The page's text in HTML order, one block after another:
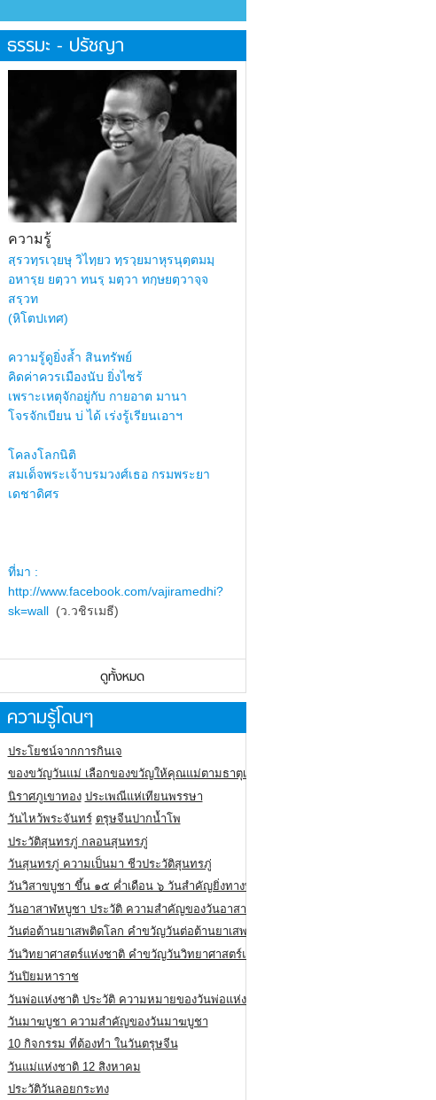
ธรรมะ - ปรัชญา
ความรู้
สฺรวทฺรเวฺยษุ วิไทฺยว ทฺรวฺยมาหุรนุตฺตมมฺ
อหารฺย ยตฺวา ทนรฺ มตฺวา ทกฺษยตฺวาจฺจ
สรฺวท
(หิโตปเทศ)
ความรู้ดูยิ่งล้ำ สินทรัพย์
คิดค่าควรเมืองนับ ยิ่งไซร้
เพราะเหตุจักอยู่กับ กายอาต มานา
โจรจักเบียน บ่ ได้ เร่งรู้เรียนเอาฯ
โคลงโลกนิติ
สมเด็จพระเจ้าบรมวงศ์เธอ กรมพระยา
เดชาดิศร
ที่มา :
http://www.facebook.com/vajiramedhi?
sk=wall(ว.วชิรเมธี)
ดูทั้งหมด
ความรู้โดนๆ
ประโยชน์จากการกินเจ
ของขวัญวันแม่ เลือกของขวัญให้คุณแม่ตามธาตุเกิด
นิราศภูเขาทอง ประเพณีแห่เทียนพรรษา
วันไหว้พระจันทร์ ตรุษจีนปากน้ำโพ
ประวัติสุนทรภู่ กลอนสุนทรภู่
วันสุนทรภู่ ความเป็นมา ชีวประวัติสุนทรภู่
วันวิสาขบูชา ขึ้น ๑๕ ค่ำเดือน ๖ วันสำคัญยิ่งทางพระพุทธศาสนา
วันอาสาฬหบูชา ประวัติ ความสําคัญของวันอาสาฬหบูชา
วันต่อต้านยาเสพติดโลก คำขวัญวันต่อต้านยาเสพติดสากล
วันวิทยาศาสตร์แห่งชาติ คำขวัญวันวิทยาศาสตร์แห่งชาติ
วันปิยมหาราช
วันพ่อแห่งชาติ ประวัติ ความหมายของวันพ่อแห่งชาติ
วันมาฆบูชา ความสำคัญของวันมาฆบูชา
10 กิจกรรม ที่ต้องทำ ในวันตรุษจีน
วันแม่แห่งชาติ 12 สิงหาคม
ประวัติวันลอยกระทง